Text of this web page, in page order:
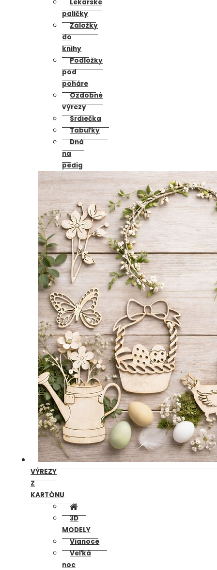
Lekárske
paličky
Záložky
do
knihy
Podložky
pod
poháre
Ozdobné
výrezy
Srdiečka
Tabuľky
Dná
na
pedig
VÝREZY
Z
KARTÓNU
3D
MODELY
Vianoce
Veľká
noc